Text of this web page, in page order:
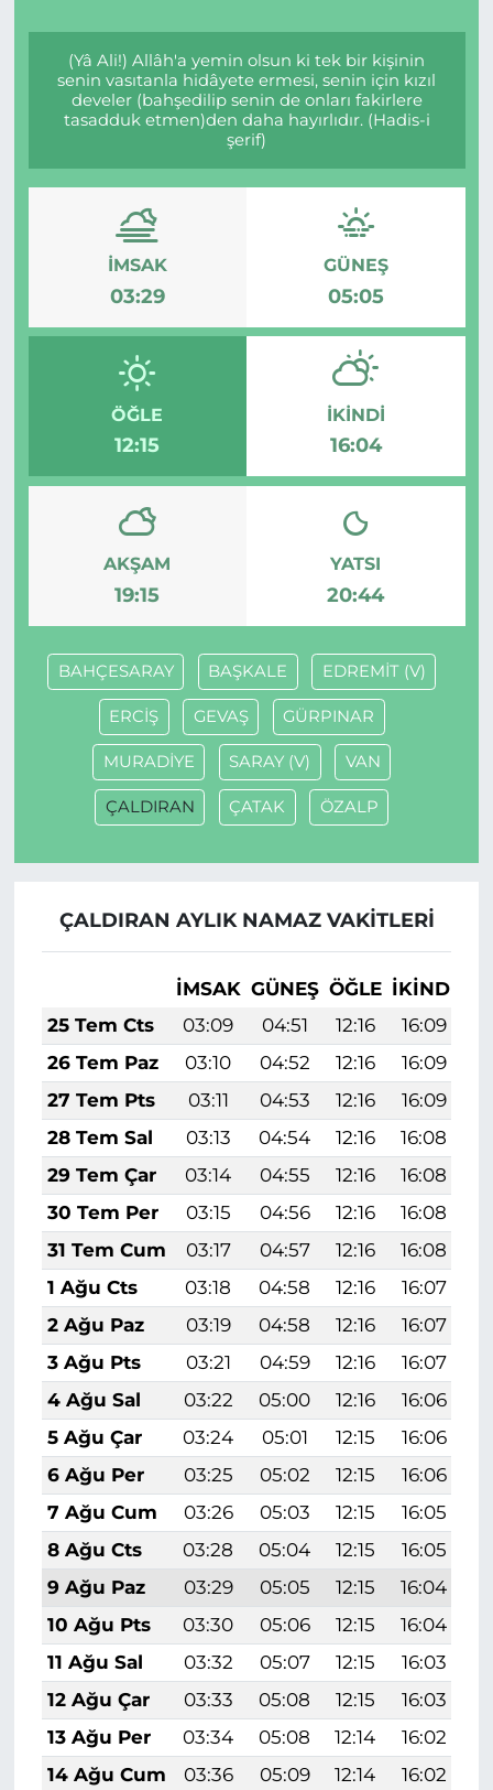
(Yâ Ali!) Allâh'a yemin olsun ki tek bir kişinin
senin vasıtanla hidâyete ermesi, senin için kızıl
develer (bahşedilip senin de onları fakirlere
tasadduk etmen)den daha hayırlıdır. (Hadis-i
şerif)
İMSAK
03:29
GÜNEŞ
05:05
ÖĞLE
12:15
İKINDI
16:04
AKŞAM
19:15
YATSI
20:44
BAHÇESARAY BAŞKALE EDREMİT (V)
ERCİŞ GEVAŞ GÜRPINAR
MURADİYE SARAY (V) VAN
ÇALDIRAN ÇATAK ÖZALP
ÇALDIRAN AYLIK NAMAZ VAKITLERI
İMSAK GÜNEŞ ÖĞLE İKINDI
25 Tem Cts
03:09 04:51 12:16 16:09
26 Tem Paz
03:10 04:52 12:16 16:09
27 Tem Pts
03:11 04:53 12:16 16:09
28 Tem Sal
03:13 04:54 12:16 16:08
29 Tem Çar
03:14 04:55 12:16 16:08
30 Tem Per
03:15 04:56 12:16 16:08
31 Tem Cum
03:17 04:57 12:16 16:08
1 Ağu Cts
03:18 04:58 12:16 16:07
2 Ağu Paz
03:19 04:58 12:16 16:07
3 Ağu Pts
03:21 04:59 12:16 16:07
4 Ağu Sal
03:22 05:00 12:16 16:06
5 Ağu Çar
03:24 05:01 12:15 16:06
6 Ağu Per
03:25 05:02 12:15 16:06
7 Ağu Cum
03:26 05:03 12:15 16:05
8 Ağu Cts
03:28 05:04 12:15 16:05
9 Ağu Paz
03:29 05:05 12:15 16:04
10 Ağu Pts
03:30 05:06 12:15 16:04
11 Ağu Sal
03:32 05:07 12:15 16:03
12 Ağu Çar
03:33 05:08 12:15 16:03
13 Ağu Per
03:34 05:08 12:14 16:02
14 Ağu Cum
03:36 05:09 12:14 16:02